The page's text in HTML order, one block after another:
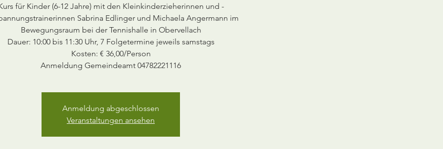
für Kinder (6-12 Jahre) mit den Kleinkinderzieherinnen und -
Sabrina Edlinger und Michaela Angermann im
Bewegungsraum bei der Tennishalle in Obervellach
Dauer: 10:00 bis 11:30 Uhr, 7 Folgetermine jeweils samstags
Kosten: € 36,00/Person
Anmeldung Gemeindeamt 04782221116
Anmeldung abgeschlossen
Veranstaltungen ansehen